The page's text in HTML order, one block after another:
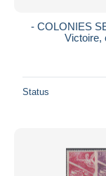
- COLONIES
Victoire,
Status